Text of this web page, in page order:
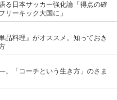
る日本サッカー強化論「得点の確
リーキック大国に」
品料理』がオススメ。知っておき
「コーチという生き方」のさま